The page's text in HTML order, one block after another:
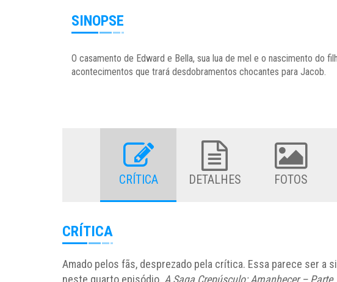
SINOPSE
O casamento de Edward e Bella, sua lua de mel e o nascimento do
acontecimentos que trará desdobramentos chocantes para Jacob.
CRÍTICA DETALHES FOTOS
CRÍTICA
Amado pelos fãs, desprezado pela crítica. Essa parece ser a
neste quarto episódio. A Saga Crepúsculo: Amanhecer – Parte